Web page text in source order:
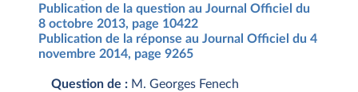
Publication de la question au Journal Officiel du
8 octobre 2013, page 10422
Publication de la réponse au Journal Officiel du 4
novembre 2014, page 9265
Question de : M. Georges Fenech